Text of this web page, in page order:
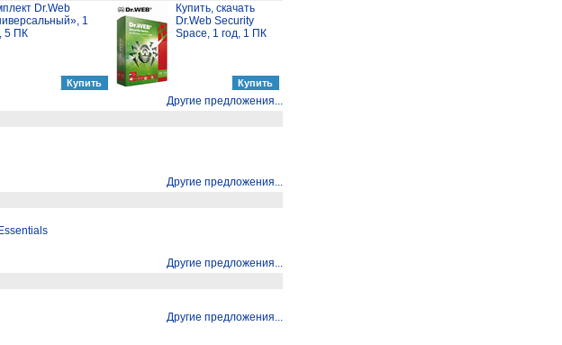
Dr.Web
1
5 ПК
Купить, скачать
Dr.Web Security
Space, 1 год, 1 ПК
Другие предложения...
Другие предложения...
Другие предложения...
Другие предложения...